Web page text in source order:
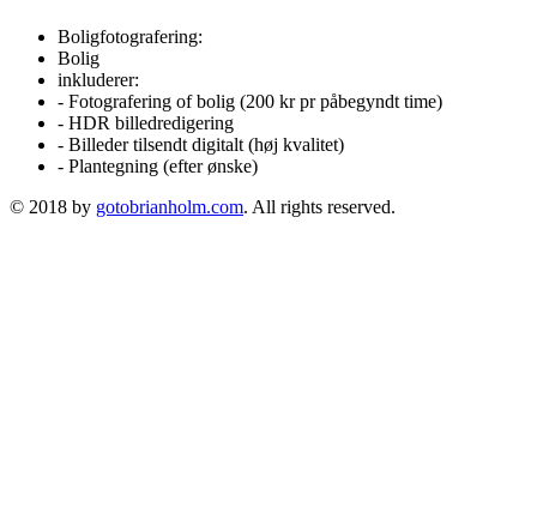
Boligfotografering:
Bolig
inkluderer:
- Fotografering of bolig (200 kr pr påbegyndt time)
- HDR billedredigering
- Billeder tilsendt digitalt (høj kvalitet)
- Plantegning (efter ønske)
© 2018 by gotobrianholm.com. All rights reserved.